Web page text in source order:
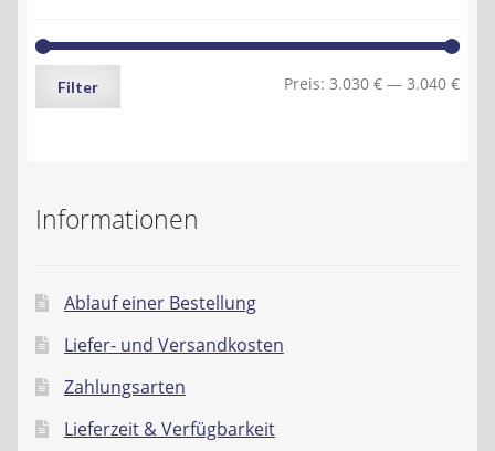
Min.
Max.
Filter Preis: 3.030 € — 3.040 €
Informationen
Ablauf einer Bestellung
Liefer- und Versandkosten
Zahlungsarten
Lieferzeit & Verfügbarkeit